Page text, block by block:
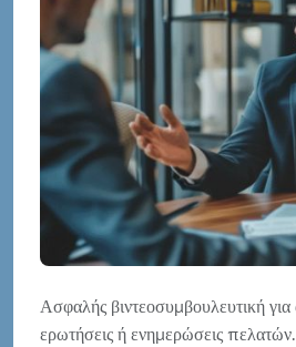
Ασφαλής βιντεοσυμβουλευτική για
ερωτήσεις ή ενημερώσεις πελατών.